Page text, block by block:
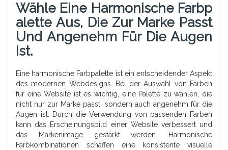
Wähle Eine Harmonische Farbp
Alette Aus, Die Zur Marke Passt
Und Angenehm Für Die Augen
Ist.
Eine harmonische Farbpalette ist ein entscheidender Aspekt
des modernen Webdesigns. Bei der Auswahl von Farben
für eine Website ist es wichtig, eine Palette zu wählen, die
nicht nur zur Marke passt, sondern auch angenehm für die
Augen ist. Durch die Verwendung von passenden Farben
kann das Erscheinungsbild einer Website verbessert und
das Markenimage gestärkt werden. Harmonische
Farbkombinationen schaffen eine konsistente visuelle